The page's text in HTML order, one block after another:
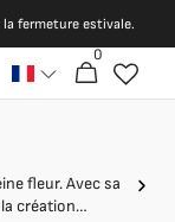
fermeture estivale.
Panier
0
0 article
fleur. Avec sa
création